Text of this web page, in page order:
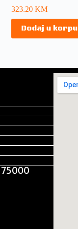
323.20KM
Dodaj u korpu
75000